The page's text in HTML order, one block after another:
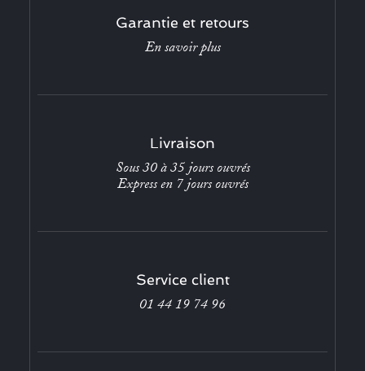
Garantie et retours
En savoir plus
Livraison
Sous 30 à 35 jours ouvrés
Express en 7 jours ouvrés
Service client
01 44 19 74 96